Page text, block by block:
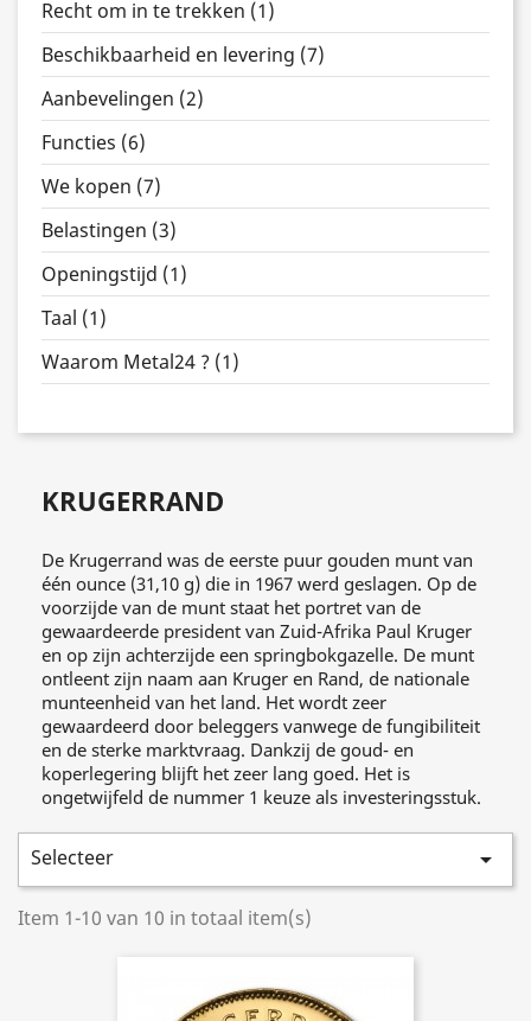
Recht om in te trekken (1)
Beschikbaarheid en levering (7)
Aanbevelingen (2)
Functies (6)
We kopen (7)
Belastingen (3)
Openingstijd (1)
Taal (1)
Waarom Metal24 ? (1)
KRUGERRAND
De Krugerrand was de eerste puur gouden munt van
één ounce (31,10 g) die in 1967 werd geslagen. Op de
voorzijde van de munt staat het portret van de
gewaardeerde president van Zuid-Afrika Paul Kruger
en op zijn achterzijde een springbokgazelle. De munt
ontleent zijn naam aan Kruger en Rand, de nationale
munteenheid van het land. Het wordt zeer
gewaardeerd door beleggers vanwege de fungibiliteit
en de sterke marktvraag. Dankzij de goud- en
koperlegering blijft het zeer lang goed. Het is
ongetwijfeld de nummer 1 keuze als investeringsstuk.
Selecteer 
Item 1-10 van 10 in totaal item(s)